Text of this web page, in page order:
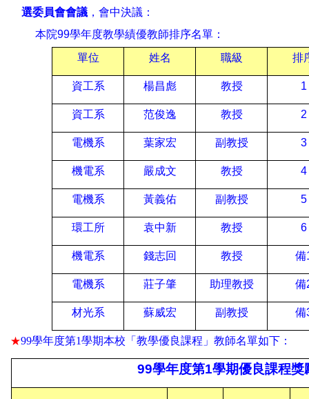
選委員會會議 ，會中決議：
本院99學年度教學績優教師排序名單：
單位
姓名 職級 排
資工系 楊昌彪 教授 1
資工系 范俊逸 教授 2
電機系 葉家宏 副教授 3
機電系 嚴成文 教授 4
電機系 黃義佑 副教授 5
環工所 袁中新 教授 6
機電系 錢志回 教授 備
電機系 莊子肇 助理教授 備
材光系 蘇威宏 副教授 備
★99學年度第1學期本校「教學優良課程」教師名單如下：
99學年度第1學期優良課程獎